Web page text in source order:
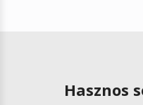
Hasznos